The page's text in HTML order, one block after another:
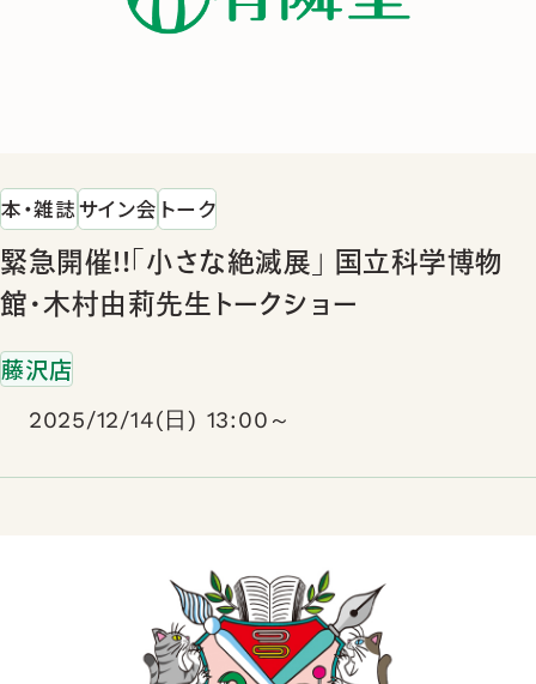
本・雑誌サイン会 トーク
緊急開催!!「小さな絶滅展」 国立科学博物
館・木村由莉先生トークショー
藤沢店
2025/12/14(日) 13:00～